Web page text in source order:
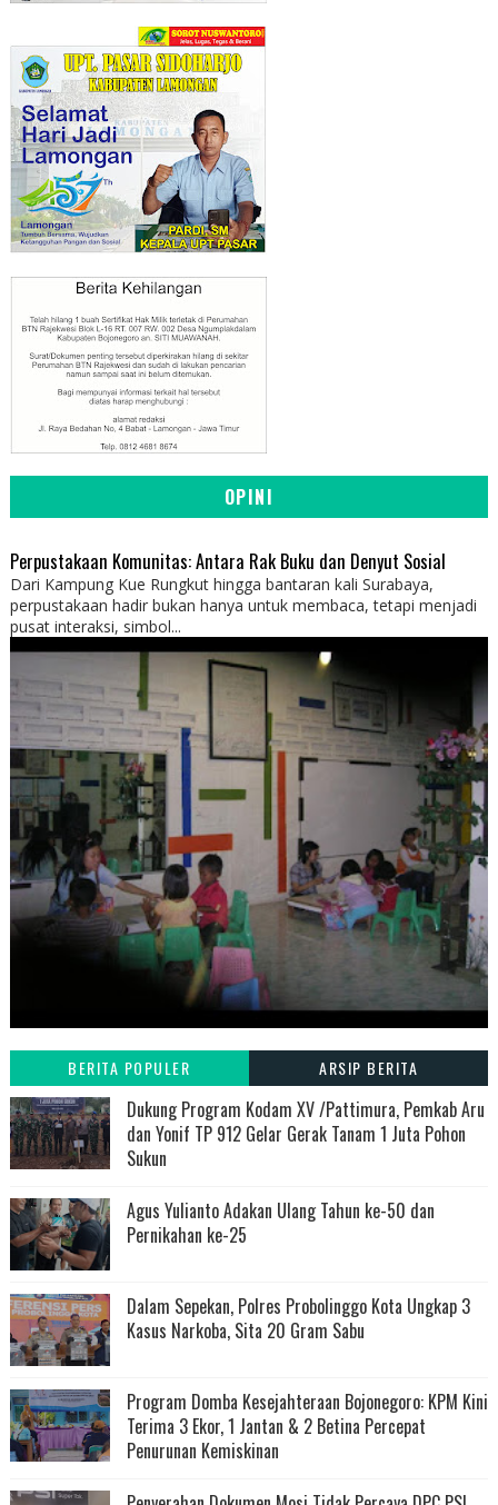
OPINI
Perpustakaan Komunitas: Antara Rak Buku dan Denyut Sosial
Dari Kampung Kue Rungkut hingga bantaran kali Surabaya,
perpustakaan hadir bukan hanya untuk membaca, tetapi menjadi
pusat interaksi, simbol...
BERITA POPULER ARSIP BERITA
Dukung Program Kodam XV /Pattimura, Pemkab Aru
dan Yonif TP 912 Gelar Gerak Tanam 1 Juta Pohon
Sukun
Agus Yulianto Adakan Ulang Tahun ke-50 dan
Pernikahan ke-25
Dalam Sepekan, Polres Probolinggo Kota Ungkap 3
Kasus Narkoba, Sita 20 Gram Sabu
Program Domba Kesejahteraan Bojonegoro: KPM Kini
Terima 3 Ekor, 1 Jantan & 2 Betina Percepat
Penurunan Kemiskinan